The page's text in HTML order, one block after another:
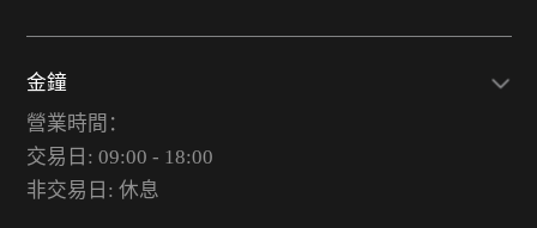
金鐘
營業時間：
交易日: 09:00 - 18:00
非交易日: 休息